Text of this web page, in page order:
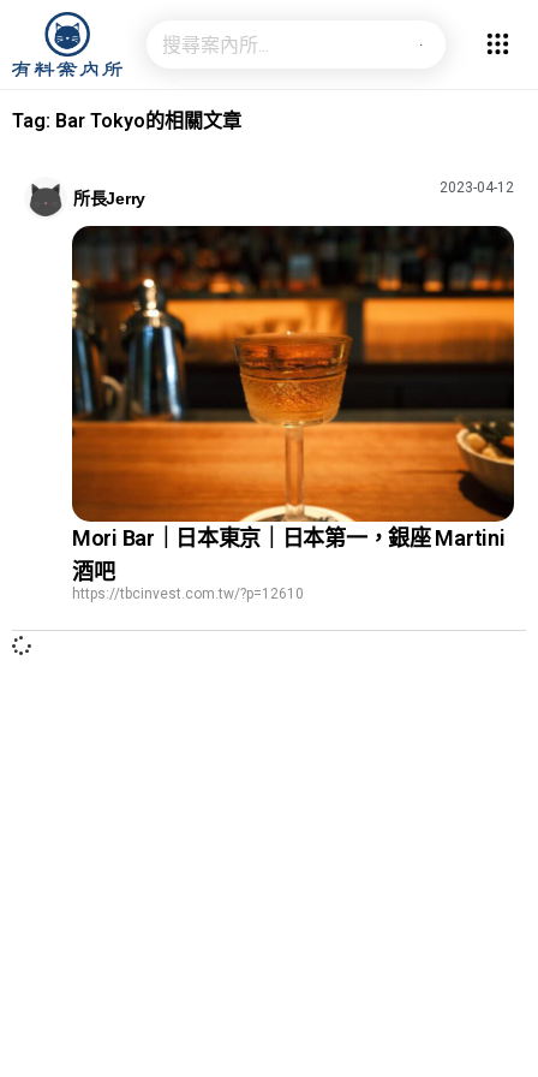
Tag: Bar Tokyo的相關文章
所長Jerry
2023-04-12
Mori Bar｜日本東京｜日本第一，銀座 Martini
酒吧
https://tbcinvest.com.tw/?p=12610